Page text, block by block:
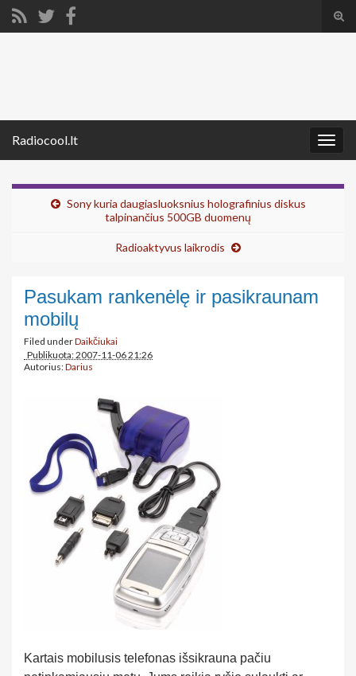
Radiocool.lt
Sony kuria daugiasluoksnius holografinius diskus
talpinančius 500GB duomenų
Radioaktyvus laikrodis
Pasukam rankenėlę ir pasikraunam
mobilų
Filed underDaikčiukai
Publikuota: 2007-11-06 21:26
Autorius:Darius
Kartais mobilusis telefonas išsikrauna pačiu